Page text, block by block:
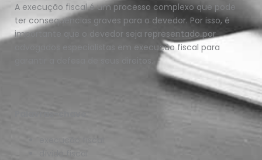
A execução fiscal é um processo complexo que pode
ter consequências graves para o devedor. Por isso, é
importante que o devedor seja representado por
advogados especialistas em execução fiscal para